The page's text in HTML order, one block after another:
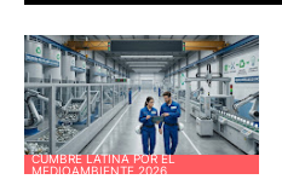
CUMBRE LATINA POR EL
MEDIOAMBIENTE 2026